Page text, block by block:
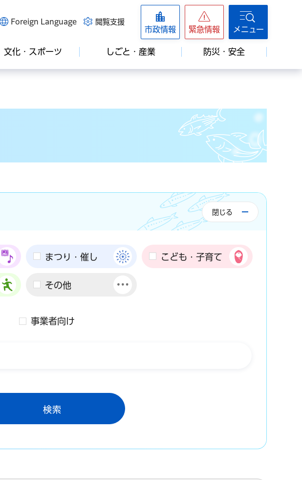
Foreign Language 閲覧支援
市政情報 緊急情報 メニュー
文化・スポーツ しごと・産業 防災・安全
閉じる
まつり・催し こども・子育て
その他
事業者向け